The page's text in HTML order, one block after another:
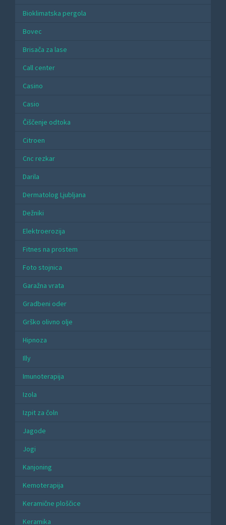
Bioklimatska pergola
Bovec
Brisača za lase
Call center
Casino
Casio
Čiščenje odtoka
Citroen
Cnc rezkar
Darila
Dermatolog Ljubljana
Dežniki
Elektroerozija
Fitnes na prostem
Foto stojnica
Garažna vrata
Gradbeni oder
Grško olivno olje
Hipnoza
Illy
Imunoterapija
Izola
Izpit za čoln
Jagode
Jogi
Kanjoning
Kemoterapija
Keramične ploščice
Keramika